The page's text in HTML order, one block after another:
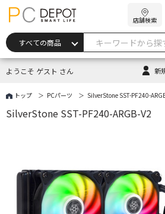
店舗検索
ようこそ ゲスト さん 新
トップ PCパーツ SilverStone SST-PF240-
SilverStone SST-PF240-ARGB-V2